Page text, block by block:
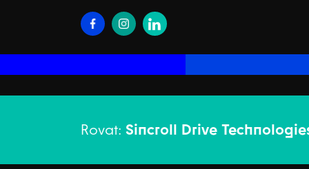
Rovat: Sincroll Drive